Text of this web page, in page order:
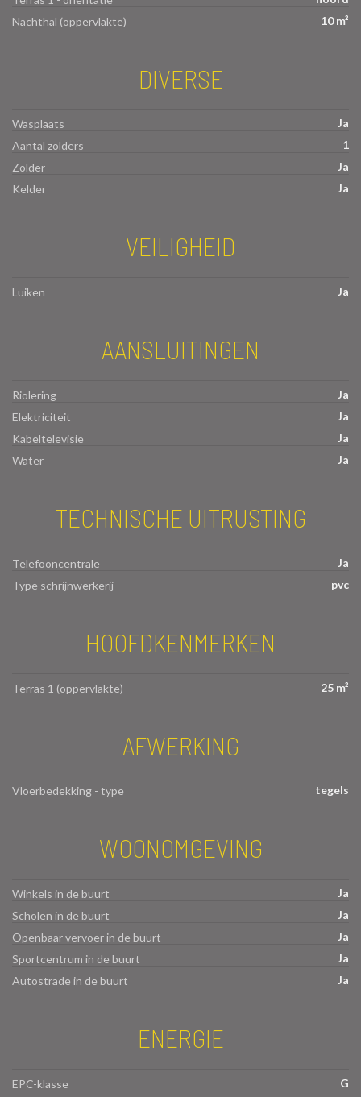
Nachthal (oppervlakte)
10 m²
DIVERSE
Wasplaats
Ja
Aantal zolders
1
Zolder
Ja
Kelder
Ja
VEILIGHEID
Luiken Ja
AANSLUITINGEN
Riolering
Ja
Elektriciteit
Ja
Kabeltelevisie
Ja
Water
Ja
TECHNISCHE UITRUSTING
Telefooncentrale
Ja
Type schrijnwerkerij
pvc
HOOFDKENMERKEN
Terras 1 (oppervlakte) 25 m²
AFWERKING
Vloerbedekking - type tegels
WOONOMGEVING
Winkels in de buurt
Ja
Scholen in de buurt
Ja
Openbaar vervoer in de buurt
Ja
Sportcentrum in de buurt
Ja
Autostrade in de buurt
Ja
ENERGIE
EPC-klasse
G